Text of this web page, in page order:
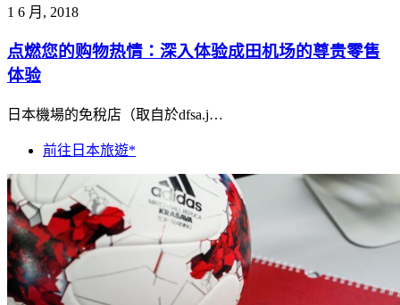
1 6 月, 2018
点燃您的购物热情：深入体验成田机场的尊贵零售
体验
日本機場的免稅店（取自於dfsa.j…
前往日本旅遊*